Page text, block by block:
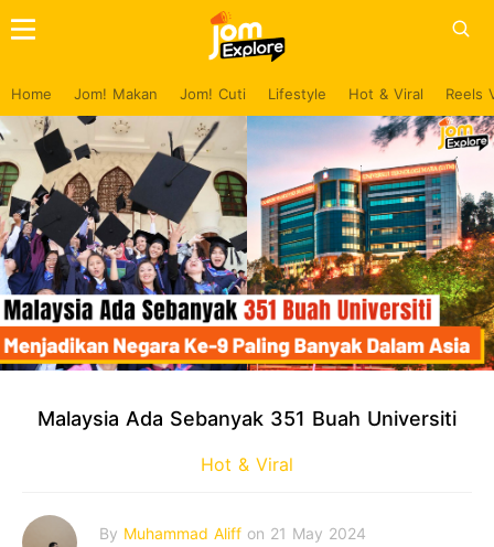
Home Jom! Makan Jom! Cuti Lifestyle Hot & Viral Reels
Malaysia Ada Sebanyak 351 Buah Universiti
Hot & Viral
By Muhammad Aliff on 21 May 2024